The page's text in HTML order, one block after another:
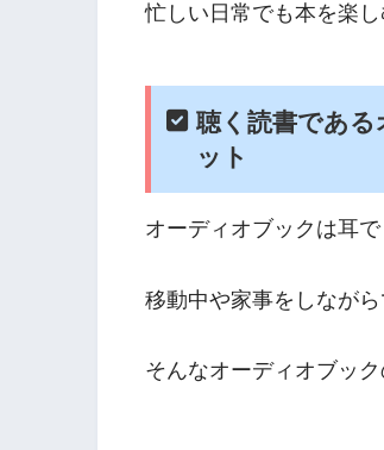
忙しい日常でも本を楽
聴く読書であ
ット
オーディオブックは耳
移動中や家事をしなが
そんなオーディオブッ